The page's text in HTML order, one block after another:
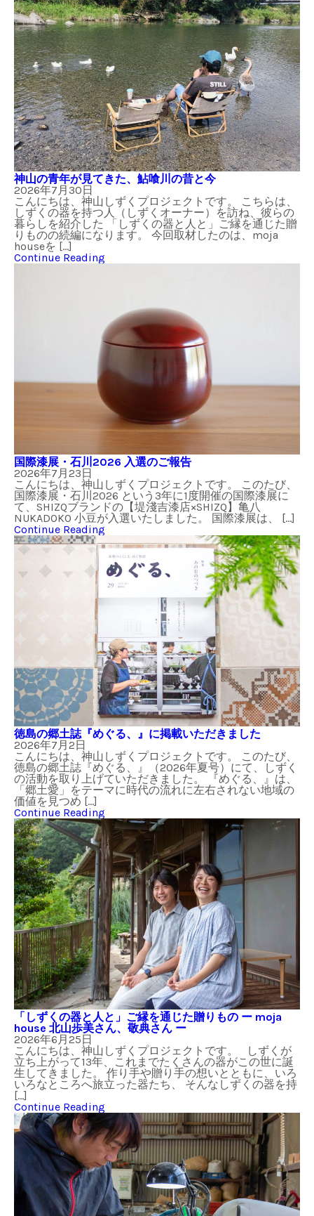
神山の青年が見てきた、鮎喰川の昔と今
2026年7月30日
こんにちは、神山しずくプロジェクトです。 こちらは、
しずくの器を持つ人（しずくオーナー）を訪ね、彼らの
暮らしを紹介した 「しずくの器と人と」ご縁を通じた贈
りものの続編になります。 今回取材したのは、moja
houseを […]
Continue Reading
国際漆展・石川2026 入選のご報告
2026年7月23日
こんにちは、神山しずくプロジェクトです。 このたび、
国際漆展・石川2026 という3年に1度開催の国際漆展に
て、SHIZQブランドの【堤淺吉漆店×SHIZQ】亀八
NUKADOKO 小豆が入選いたしました。 国際漆展は、 […]
Continue Reading
徳島の郷土誌『めぐる、』に掲載いただきました
2026年7月2日
こんにちは、神山しずくプロジェクトです。 このたび、
徳島の郷土誌『めぐる、』（2026年夏号）にて、しずく
の活動を取り上げていただきました。 『めぐる、』は、
「郷土愛」をテーマに時代の流れに左右されない地域の
価値を見つめ […]
Continue Reading
「しずくの器と人と」ご縁を通じた贈りもの ー moja
house 北山歩美さん、敬典さん ー
2026年6月25日
こんにちは、神山しずくプロジェクトです。 しずくが
立ち上がって13年、これまでたくさんの器がこの世に誕
生してきました。 作り手や贈り手の想いとともに、いろ
いろなところへ旅立った器たち、 そんなしずくの器を持
[…]
Continue Reading